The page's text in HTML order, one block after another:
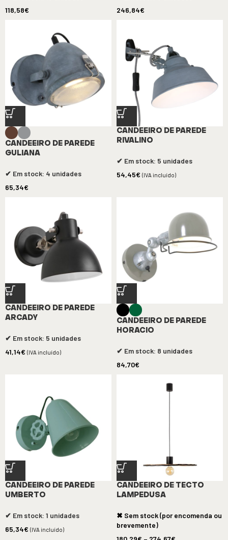
118,58€
246,84€
CANDEEIRO DE PAREDE
GULIANA
✔ Em stock: 4 unidades
65,34€
CANDEEIRO DE PAREDE
RIVALINO
✔ Em stock: 5 unidades
54,45€ (IVA incluído)
CANDEEIRO DE PAREDE
ARCADY
✔ Em stock: 5 unidades
41,14€ (IVA incluído)
CANDEEIRO DE PAREDE
HORACIO
✔ Em stock: 8 unidades
84,70€
CANDEEIRO DE PAREDE
UMBERTO
✔ Em stock: 1 unidades
65,34€ (IVA incluído)
CANDEEIRO DE TECTO
LAMPEDUSA
✖ Sem stock (por encomenda ou
brevemente)